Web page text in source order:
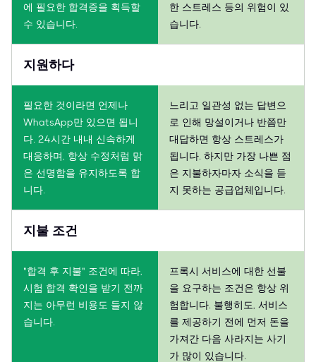
에 필요한 합격증을 획득할
수 있습니다.
한 스트레스 등의 위험이 있
습니다.
지원하다
필요한 것이라면 언제나
WhatsApp만 있으면 됩니
다. 24시간 내내 신속하게
대응하며, 항상 수정처럼 맑
은 선명함을 유지하도록 합
니다.
느리고 일관성 없는 답변으
로 인해 망설이거나 반쯤만
대답하면 항상 스트레스가
됩니다. 하지만 가장 나쁜 점
은 지불하자마자 소식을 듣
지 못하는 공급업체입니다.
지불 조건
"합격 후 지불" 조건에 따라,
시험 합격 확인을 받기 전까
지는 아무런 비용도 들지 않
습니다.
프록시 서비스에 대한 선불
을 요구하는 조건은 항상 위
험합니다. 불행히도, 서비스
를 제공하기 전에 먼저 돈을
가져간 다음 사라지는 사기
가 많이 있습니다.